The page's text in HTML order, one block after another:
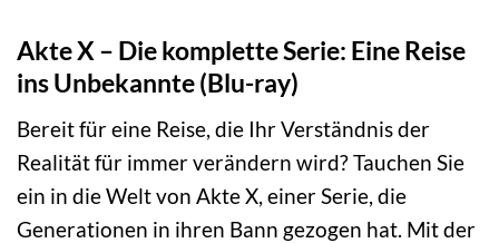
Akte X – Die komplette Serie: Eine Reise
ins Unbekannte (Blu-ray)
Bereit für eine Reise, die Ihr Verständnis der
Realität für immer verändern wird? Tauchen Sie
ein in die Welt von Akte X, einer Serie, die
Generationen in ihren Bann gezogen hat. Mit der